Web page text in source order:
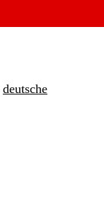
deutsche